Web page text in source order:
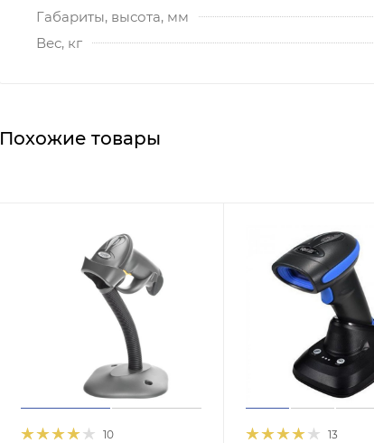
Габариты, высота, мм
Вес, кг
Похожие товары
10 13